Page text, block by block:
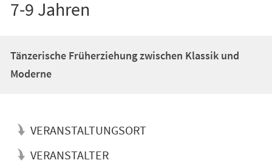
7-9 Jahren
Tänzerische Früherziehung zwischen Klassik und
Moderne
VERANSTALTUNGSORT
VERANSTALTER